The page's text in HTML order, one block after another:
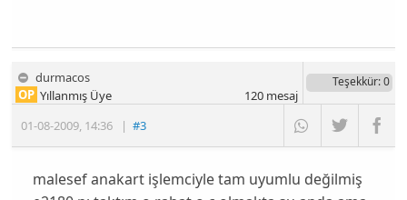
durmacos
01-08-2009, 14:36 |#3
OP Yıllanmış Üye
Teşekkür: 0
120mesaj
malesef anakart işlemciyle tam uyumlu değilmiş